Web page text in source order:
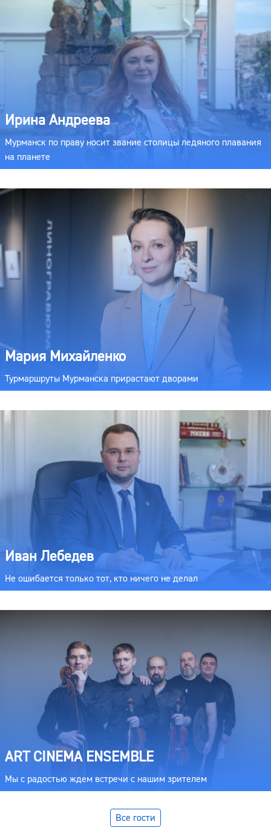
Ирина Андреева
Мурманск по праву носит звание столицы ледяного плавания
на планете
Мария Михайленко
Турмаршруты Мурманска прирастают дворами
Иван Лебедев
Не ошибается только тот, кто ничего не делал
ART CINEMA ENSEMBLE
Мы с радостью ждем встречи с нашим зрителем
Все гости